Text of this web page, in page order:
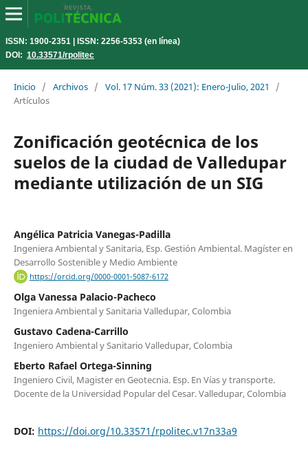
ISSN: 1900-2351 | ISSN: 2256-5353 (en línea)
DOI: 10.33571/rpolitec
Inicio / Archivos / Vol. 17 Núm. 33 (2021): Enero-Julio, 2021
/
Artículos
Zonificación geotécnica de los
suelos de la ciudad de Valledupar
mediante utilización de un SIG
Angélica Patricia Vanegas-Padilla
Ingeniera Ambiental y Sanitaria, Esp. Gestión Ambiental. Magíster en
Desarrollo Sostenible y Medio Ambiente
https://orcid.org/0000-0001-5087-6172
Olga Vanessa Palacio-Pacheco
Ingeniera Ambiental y Sanitaria Valledupar, Colombia
Gustavo Cadena-Carrillo
Ingeniero Ambiental y Sanitario Valledupar, Colombia
Eberto Rafael Ortega-Sinning
Ingeniero Civil, Magister en Geotecnia. Esp. En Vías y transporte.
Docente de la Universidad Popular del Cesar. Valledupar, Colombia
DOI: https://doi.org/10.33571/rpolitec.v17n33a9